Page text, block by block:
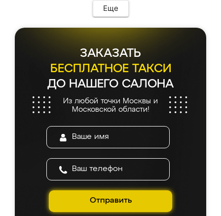
Еще
ЗАКАЗАТЬ
БЕСПЛАТНОЕ ТАКСИ
ДО НАШЕГО САЛОНА
Из любой точки Москвы и
Московской области!
Отправить